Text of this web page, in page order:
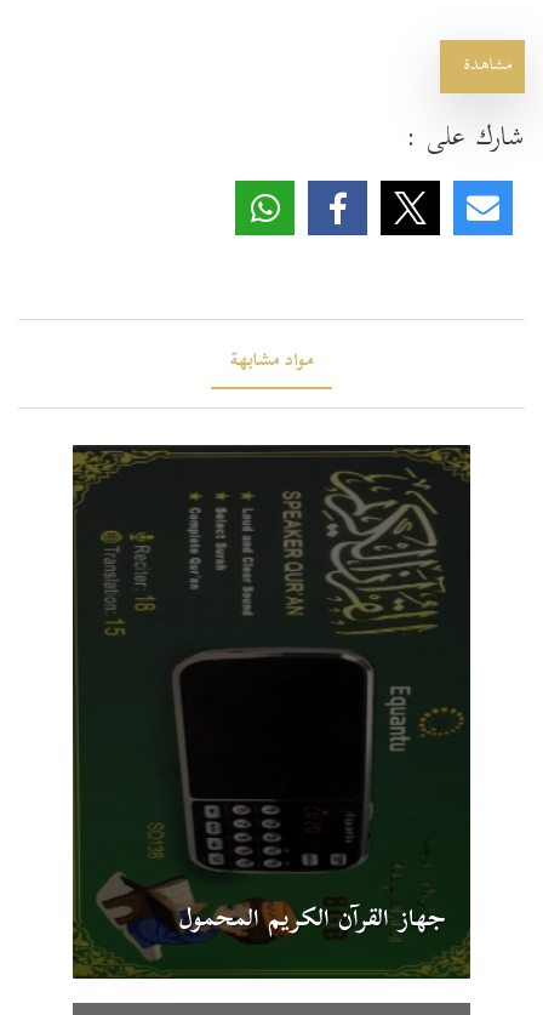
مشاهدة
شارك على :
مواد مشابهة
جهاز القرآن الكريم المحمول